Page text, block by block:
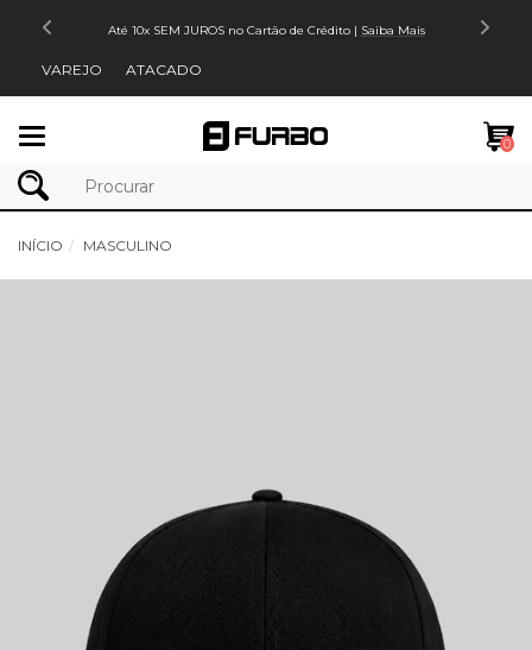
Até 10x SEM JUROS no Cartão de Crédito | Saiba Mais
VAREJO ATACADO
0
INÍCIO MASCULINO